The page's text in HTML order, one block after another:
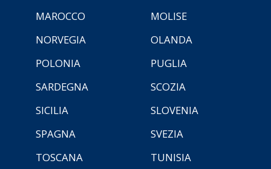
MAROCCO
MOLISE
NORVEGIA
OLANDA
POLONIA
PUGLIA
SARDEGNA
SCOZIA
SICILIA
SLOVENIA
SPAGNA
SVEZIA
TOSCANA
TUNISIA